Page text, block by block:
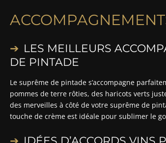
LES MEILLEURS
DE PINTADE
Le suprême de pintade s’accompagne
pommes de terre rôties, des haricots verts
des merveilles à côté de votre suprême de
touche de crème est idéale pour sublimer le